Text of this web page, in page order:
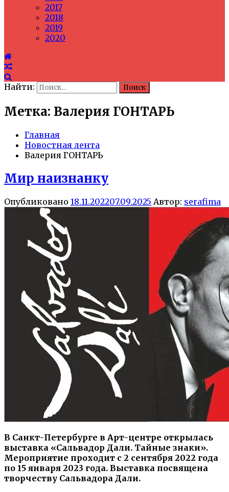
2017
2018
2019
2020
Найти:
Метка: Валерия ГОНТАРЬ
Главная
Новостная лента
Валерия ГОНТАРЬ
Мир наизнанку
Опубликовано 18.11.202207.09.2025 Автор: serafima
В Санкт-Петербурге в Арт-центре открылась
выставка «Сальвадор Дали. Тайные знаки».
Мероприятие проходит с 2 сентября 2022 года
по 15 января 2023 года. Выставка посвящена
творчеству Сальвадора Дали.